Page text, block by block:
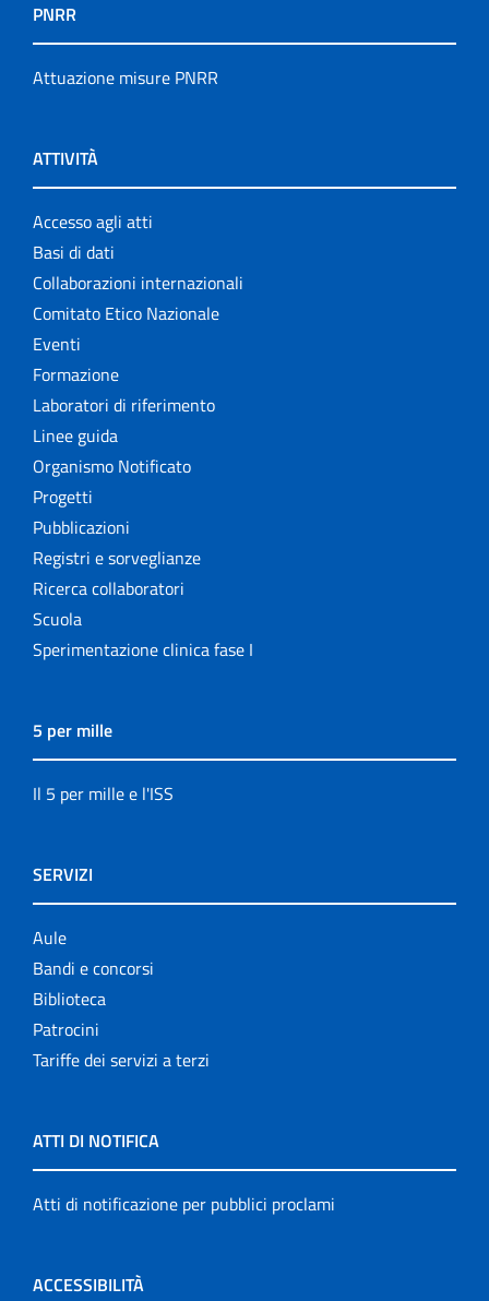
PNRR
Attuazione misure PNRR
ATTIVITÀ
Accesso agli atti
Basi di dati
Collaborazioni internazionali
Comitato Etico Nazionale
Eventi
Formazione
Laboratori di riferimento
Linee guida
Organismo Notificato
Progetti
Pubblicazioni
Registri e sorveglianze
Ricerca collaboratori
Scuola
Sperimentazione clinica fase I
5 per mille
Il 5 per mille e l'ISS
SERVIZI
Aule
Bandi e concorsi
Biblioteca
Patrocini
Tariffe dei servizi a terzi
ATTI DI NOTIFICA
Atti di notificazione per pubblici proclami
ACCESSIBILITÀ